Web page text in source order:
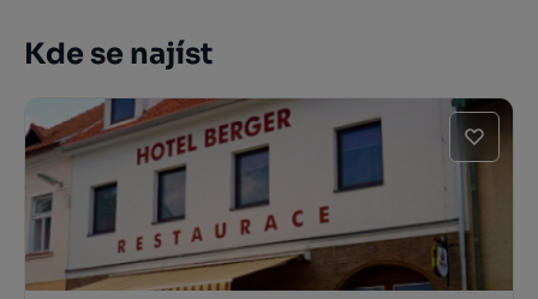
Kde se najíst